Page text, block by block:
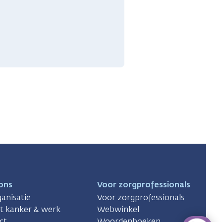
kanker & werk
Voor zorgprofessionals
Voor zorgprofessionals
Webwinkel